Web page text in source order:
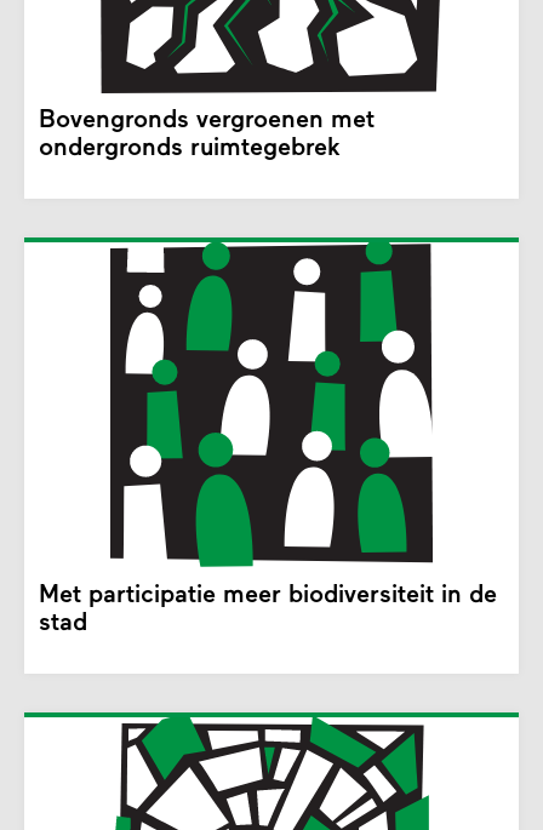
Bovengronds vergroenen met
ondergronds ruimtegebrek
Met participatie meer biodiversiteit in de
stad